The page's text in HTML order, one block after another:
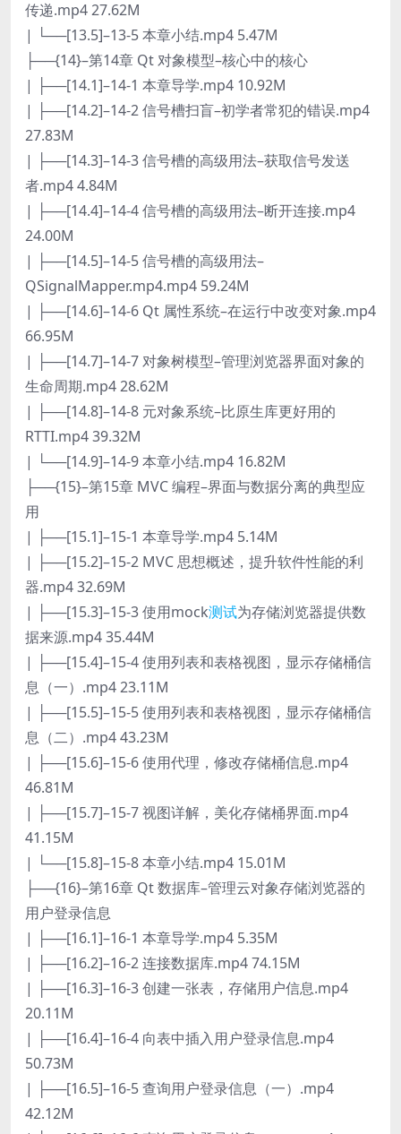
传递.mp4 27.62M
| └──[13.5]–13-5 本章小结.mp4 5.47M
├──{14}–第14章 Qt 对象模型–核心中的核心
| ├──[14.1]–14-1 本章导学.mp4 10.92M
| ├──[14.2]–14-2 信号槽扫盲–初学者常犯的错误.mp4
27.83M
| ├──[14.3]–14-3 信号槽的高级用法–获取信号发送
者.mp4 4.84M
| ├──[14.4]–14-4 信号槽的高级用法–断开连接.mp4
24.00M
| ├──[14.5]–14-5 信号槽的高级用法–
QSignalMapper.mp4.mp4 59.24M
| ├──[14.6]–14-6 Qt 属性系统–在运行中改变对象.mp4
66.95M
| ├──[14.7]–14-7 对象树模型–管理浏览器界面对象的
生命周期.mp4 28.62M
| ├──[14.8]–14-8 元对象系统–比原生库更好用的
RTTI.mp4 39.32M
| └──[14.9]–14-9 本章小结.mp4 16.82M
├──{15}–第15章 MVC 编程–界面与数据分离的典型应
用
| ├──[15.1]–15-1 本章导学.mp4 5.14M
| ├──[15.2]–15-2 MVC 思想概述，提升软件性能的利
器.mp4 32.69M
| ├──[15.3]–15-3 使用mock测试为存储浏览器提供数
据来源.mp4 35.44M
| ├──[15.4]–15-4 使用列表和表格视图，显示存储桶信
息（一）.mp4 23.11M
| ├──[15.5]–15-5 使用列表和表格视图，显示存储桶信
息（二）.mp4 43.23M
| ├──[15.6]–15-6 使用代理，修改存储桶信息.mp4
46.81M
| ├──[15.7]–15-7 视图详解，美化存储桶界面.mp4
41.15M
| └──[15.8]–15-8 本章小结.mp4 15.01M
├──{16}–第16章 Qt 数据库–管理云对象存储浏览器的
用户登录信息
| ├──[16.1]–16-1 本章导学.mp4 5.35M
| ├──[16.2]–16-2 连接数据库.mp4 74.15M
| ├──[16.3]–16-3 创建一张表，存储用户信息.mp4
20.11M
| ├──[16.4]–16-4 向表中插入用户登录信息.mp4
50.73M
| ├──[16.5]–16-5 查询用户登录信息（一）.mp4
42.12M